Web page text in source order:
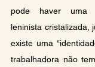
pode haver uma
leninista cristalizada,
existe uma
trabalhadora não